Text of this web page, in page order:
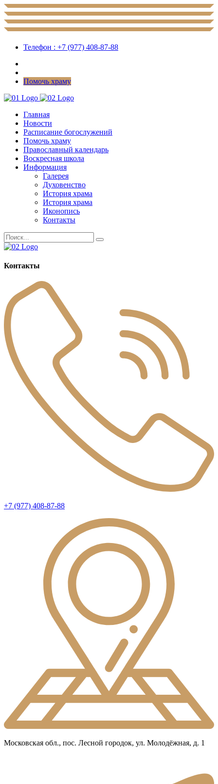
Телефон : +7 (977) 408-87-88
Помочь храму
Главная
Новости
Расписание богослужений
Помочь храму
Православный календарь
Воскресная школа
Информация
Галерея
Духовенство
История храма
История храма
Иконопись
Контакты
Контакты
+7 (977) 408-87-88
Московская обл., пос. Лесной городок, ул. Молодёжная, д. 1